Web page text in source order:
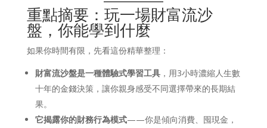
重點摘要：玩一場財富流沙
盤，你能學到什麼
如果你時間有限，先看這份精華整理：
財富流沙盤是一種體驗式學習工具，用3小時濃縮人生數
十年的金錢決策，讓你親身感受不同選擇帶來的長期結
果。
它揭露你的財務行為模式——你是傾向消費、囤現金，